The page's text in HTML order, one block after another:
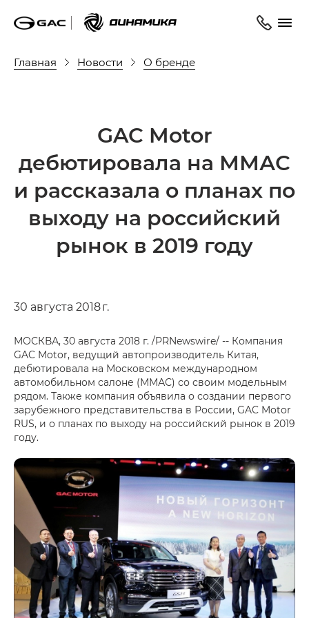
Главная Новости О бренде
GAC Motor
дебютировала на ММАС
и рассказала о планах по
выходу на российский
рынок в 2019 году
30 августа 2018 г.
МОСКВА, 30 августа 2018 г. /PRNewswire/ -- Компания
GAC Motor, ведущий автопроизводитель Китая,
дебютировала на Московском международном
автомобильном салоне (ММАС) со своим модельным
рядом. Также компания объявила о создании первого
зарубежного представительства в России, GAC Motor
RUS, и о планах по выходу на российский рынок в 2019
году.